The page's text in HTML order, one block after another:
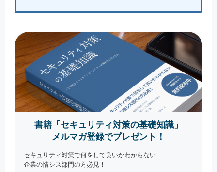
書籍「セキュリティ対策の基礎知識」
メルマガ登録でプレゼント！
セキュリティ対策で何をして良いかわからない
企業の情シス部門の方必見！